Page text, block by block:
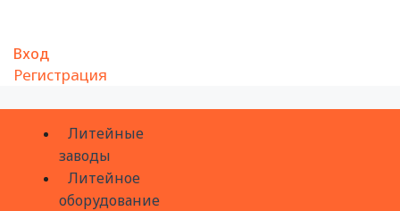
Вход
Регистрация
Литейные
заводы
Литейное
оборудование